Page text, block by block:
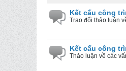
Kết cấu công
Trao đổi thảo luận
Kết cấu công
Thảo luận về các